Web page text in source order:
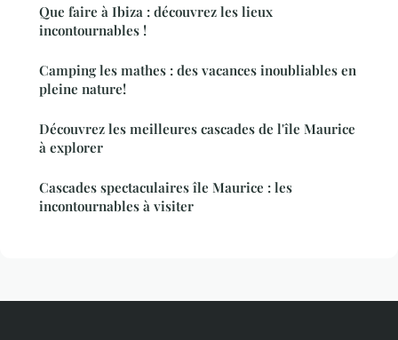
Que faire à Ibiza : découvrez les lieux
incontournables !
Camping les mathes : des vacances inoubliables en
pleine nature!
Découvrez les meilleures cascades de l'île Maurice
à explorer
Cascades spectaculaires île Maurice : les
incontournables à visiter